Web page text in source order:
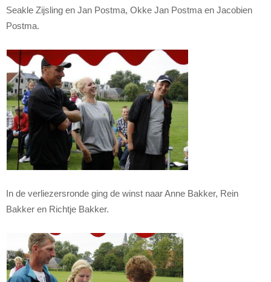
Seakle Zijsling en Jan Postma, Okke Jan Postma en Jacobien
Postma.
In de verliezersronde ging de winst naar Anne Bakker, Rein
Bakker en Richtje Bakker.